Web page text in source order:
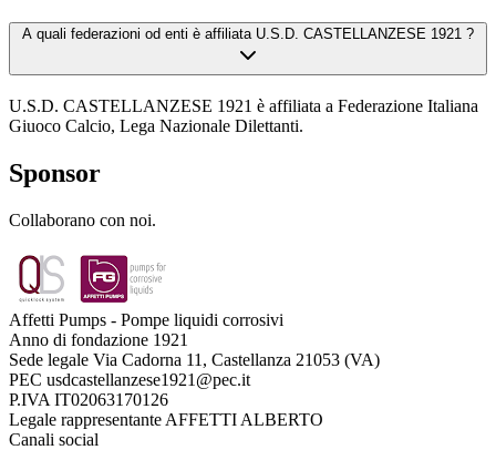
A quali federazioni od enti è affiliata U.S.D. CASTELLANZESE 1921 ?
U.S.D. CASTELLANZESE 1921 è affiliata a Federazione Italiana
Giuoco Calcio, Lega Nazionale Dilettanti.
Sponsor
Collaborano con noi.
Affetti Pumps - Pompe liquidi corrosivi
Anno di fondazione 1921
Sede legale Via Cadorna 11, Castellanza 21053 (VA)
PEC usdcastellanzese1921@pec.it
P.IVA IT02063170126
Legale rappresentante AFFETTI ALBERTO
Canali social